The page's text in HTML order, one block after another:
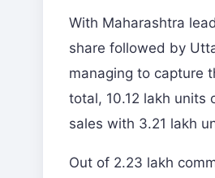
With Maharashtra
share followed by
managing to capture
total, 10.12 lakh units
sales with 3.21 lakh
Out of 2.23 lakh